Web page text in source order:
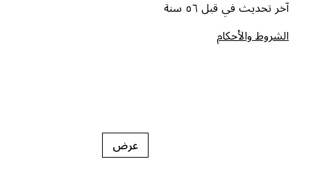
تحديث في قبل ٥٦ سنة
والأحكام
عرض